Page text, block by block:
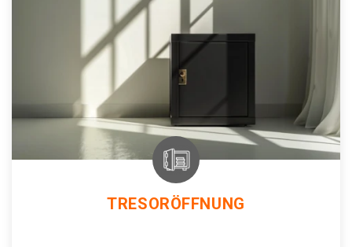
TRESORÖFFNUNG